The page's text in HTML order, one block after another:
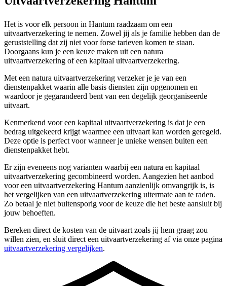
Het is voor elk persoon in Hantum raadzaam om een
uitvaartverzekering te nemen. Zowel jij als je familie hebben dan de
geruststelling dat zij niet voor forse tarieven komen te staan.
Doorgaans kun je een keuze maken uit een natura
uitvaartverzekering of een kapitaal uitvaartverzekering.
Met een natura uitvaartverzekering verzeker je je van een
dienstenpakket waarin alle basis diensten zijn opgenomen en
waardoor je gegarandeerd bent van een degelijk georganiseerde
uitvaart.
Kenmerkend voor een kapitaal uitvaartverzekering is dat je een
bedrag uitgekeerd krijgt waarmee een uitvaart kan worden geregeld.
Deze optie is perfect voor wanneer je unieke wensen buiten een
dienstenpakket hebt.
Er zijn eveneens nog varianten waarbij een natura en kapitaal
uitvaartverzekering gecombineerd worden. Aangezien het aanbod
voor een uitvaartverzekering Hantum aanzienlijk omvangrijk is, is
het vergelijken van een uitvaartverzekering uitermate aan te raden.
Zo betaal je niet buitensporig voor de keuze die het beste aansluit bij
jouw behoeften.
Bereken direct de kosten van de uitvaart zoals jij hem graag zou
willen zien, en sluit direct een uitvaartverzekering af via onze pagina
uitvaartverzekering vergelijken.